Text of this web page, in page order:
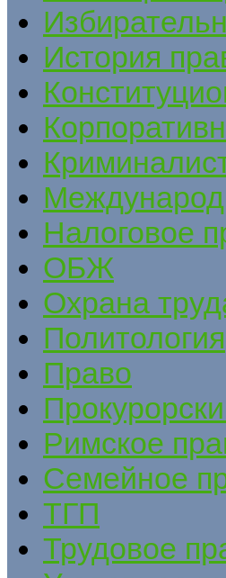
История
Налоговое
ОБЖ
Охрана
Политология
Право
Римское
Семейное
ТГП
Трудовое